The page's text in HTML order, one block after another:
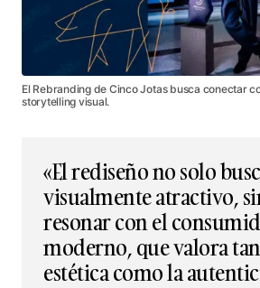
El Rebranding de Cinco Jotas busca conectar
storytelling visual.
«El rediseño no solo
visualmente atractivo,
resonar con el
moderno, que valora
estética como la